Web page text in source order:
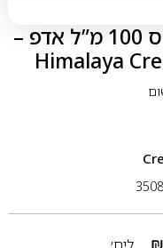
הימליה קריד בושם יוניסקס 100 מ”ל אדפ –
Himalaya
₪